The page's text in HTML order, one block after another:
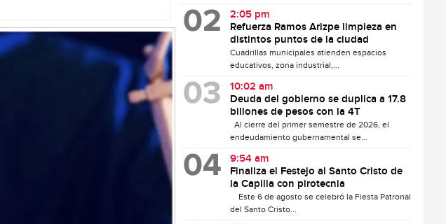
2:05 pm
Refuerza Ramos Arizpe limpieza en
distintos puntos de la ciudad
Cuadrillas municipales atienden espacios
educativos, zona industrial,...
10:02 am
Deuda del gobierno se duplica a 17.8
billones de pesos con la 4T
Al cierre del primer semestre de 2026, el
endeudamiento gubernamental se...
9:54 am
Finaliza el Festejo al Santo Cristo de
la Capilla con pirotecnia
Este 6 de agosto se celebró la Fiesta Patronal
del Santo Cristo...